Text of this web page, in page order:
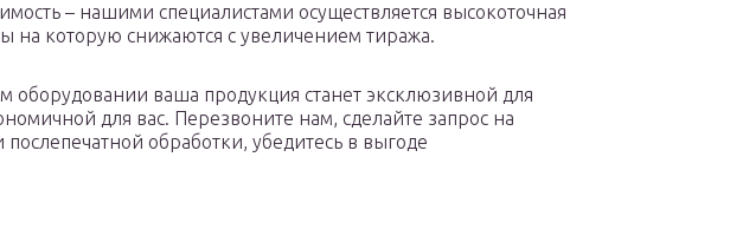
– нашими специалистами осуществляется высокоточная
на которую снижаются с увеличением тиража.
оборудовании ваша продукция станет эксклюзивной для
для вас. Перезвоните нам, сделайте запрос на
послепечатной обработки, убедитесь в выгоде